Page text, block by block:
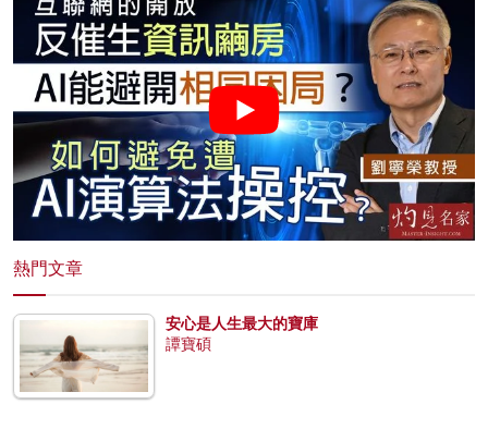
熱門文章
安心是人生最大的寶庫
譚寶碩